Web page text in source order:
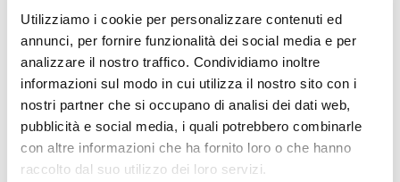
Utilizziamo i cookie per personalizzare contenuti ed
annunci, per fornire funzionalità dei social media e per
analizzare il nostro traffico. Condividiamo inoltre
informazioni sul modo in cui utilizza il nostro sito con i
nostri partner che si occupano di analisi dei dati web,
pubblicità e social media, i quali potrebbero combinarle
con altre informazioni che ha fornito loro o che hanno
raccolto dal suo utilizzo dei loro servizi.
ricavi della produzione é generato dalle sole
esportazioni. Il settore high-tech gli ha conferito un
prestigio internazionale e rappresenta il 63% della
produzione . Ciò colloca la provincia al primo posto in
Lombardia (43% è il dato medio nazionale).
Immagine :